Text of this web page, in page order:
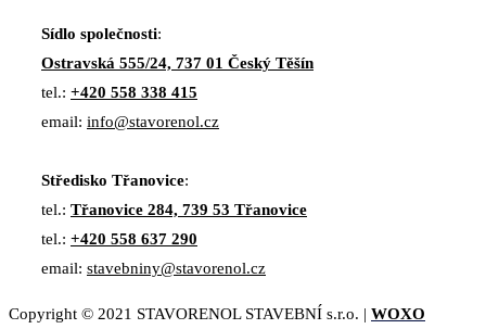
Sídlo společnosti:
Ostravská 555/24, 737 01 Český Těšín
tel.: +420 558 338 415
email: info@stavorenol.cz
Středisko Třanovice:
tel.: Třanovice 284, 739 53 Třanovice
tel.: +420 558 637 290
email: stavebniny@stavorenol.cz
Copyright © 2021 STAVORENOL STAVEBNÍ s.r.o. | WOXO